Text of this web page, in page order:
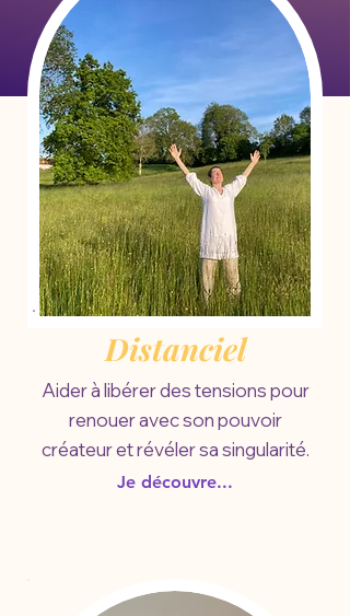
Distanciel
Aider à libérer des tensions pour
renouer avec son pouvoir
créateur et révéler sa singularité.
Je découvre...